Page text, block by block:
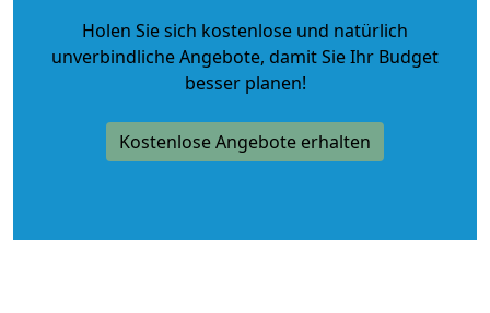
Holen Sie sich kostenlose und natürlich
unverbindliche Angebote, damit Sie Ihr Budget
besser planen!
Kostenlose Angebote erhalten